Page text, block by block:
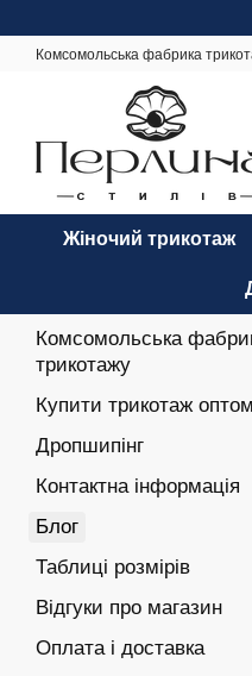
Комсомольська фабрика
Жіночий трикотаж
Комсомольська
трикотажу
Купити трикотаж оптом
Дропшипінг
Контактна інформація
Блог
Таблиці розмірів
Відгуки про магазин
Оплата і доставка